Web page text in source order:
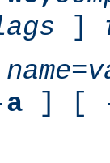
]
name=
a ] [